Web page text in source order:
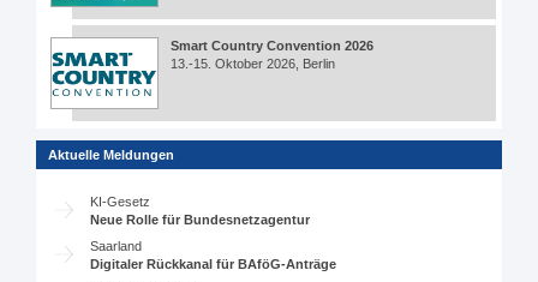
Smart Country Convention 2026
13.-15. Oktober 2026, Berlin
Aktuelle Meldungen
KI-Gesetz
Neue Rolle für Bundesnetzagentur
Saarland
Digitaler Rückkanal für BAföG-Anträge